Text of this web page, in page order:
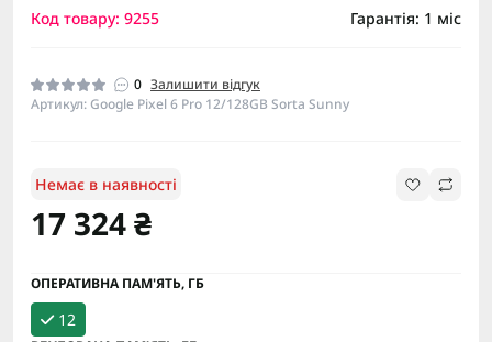
Код товару: 9255 Гарантія: 1 міс
0 Залишити відгук
Артикул: Google Pixel 6 Pro 12/128GB Sorta Sunny
Немає в наявності
17 324 ₴
ОПЕРАТИВНА ПАМ'ЯТЬ, ГБ
12